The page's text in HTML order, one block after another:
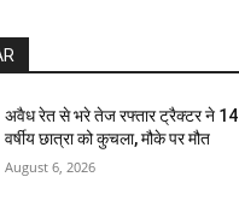
अवैध रेत से भरे तेज रफ्तार ट्रैक्टर ने 14
वर्षीय छात्रा को कुचला, मौके पर मौत
August 6, 2026